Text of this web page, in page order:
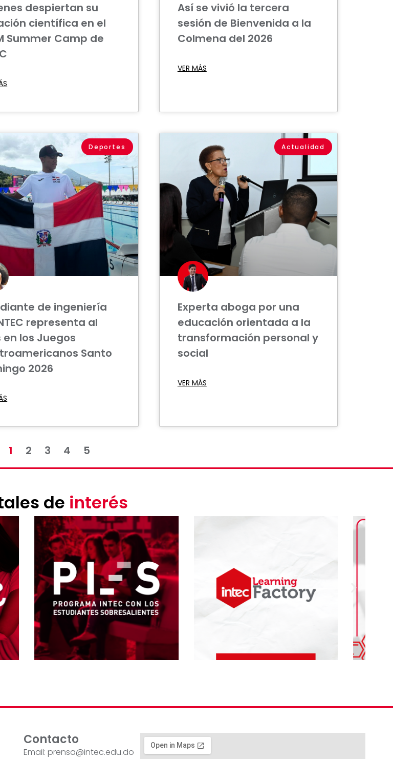
despiertan su
científica en el
Summer Camp de
Así se vivió la tercera
sesión de Bienvenida a la
Colmena del 2026
VER MÁS
Deportes
de ingeniería
representa al
en los Juegos
Santo
2026
Actualidad
Experta aboga por una
educación orientada a la
transformación personal y
social
VER MÁS
1 2 3 4 5
de interés
Contacto
Email: prensa@intec.edu.do